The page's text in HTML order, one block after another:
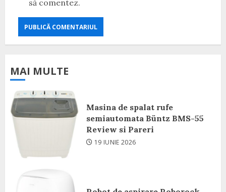
să comentez.
MAI MULTE
Masina de spalat rufe
semiautomata Büntz BMS-55
Review si Pareri
19 IUNIE 2026